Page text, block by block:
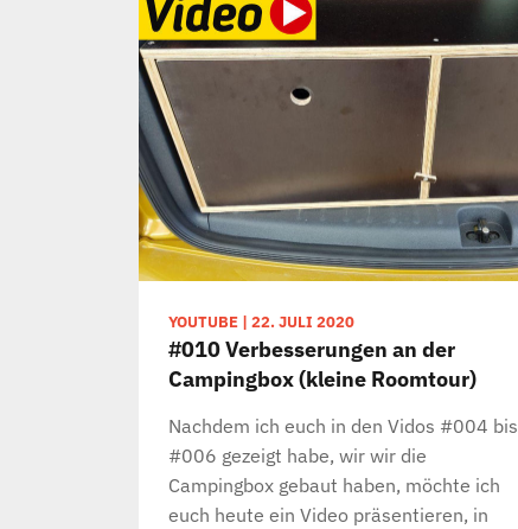
YOUTUBE | 22. JULI 2020
#010 Verbesserungen an der
Campingbox (kleine Roomtour)
Nachdem ich euch in den Vidos #004 bis
#006 gezeigt habe, wir wir die
Campingbox gebaut haben, möchte ich
euch heute ein Video präsentieren, in